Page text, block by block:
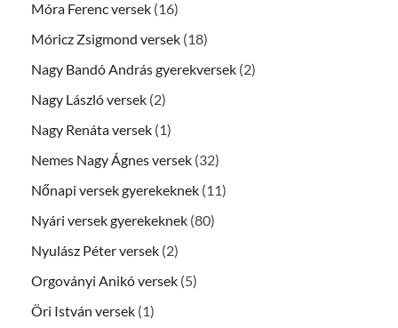
Móra Ferenc versek (16)
Móricz Zsigmond versek (18)
Nagy Bandó András gyerekversek (2)
Nagy László versek (2)
Nagy Renáta versek (1)
Nemes Nagy Ágnes versek (32)
Nőnapi versek gyerekeknek (11)
Nyári versek gyerekeknek (80)
Nyulász Péter versek (2)
Orgoványi Anikó versek (5)
Öri István versek (1)